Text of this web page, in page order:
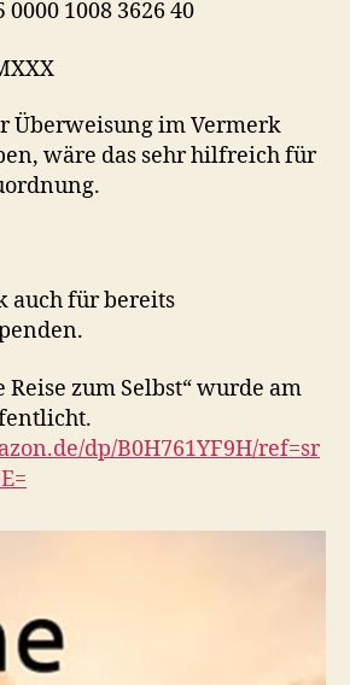
0000 1008 3626 40
Überweisung im Vermerk
wäre das sehr hilfreich für
auch für bereits
Reise zum Selbst“ wurde am
dp/B0H761YF9H/ref=sr